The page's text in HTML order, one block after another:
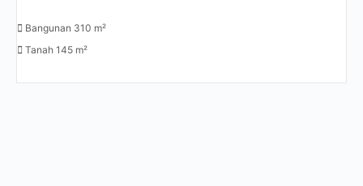
Bangunan 310 m²
Tanah 145 m²